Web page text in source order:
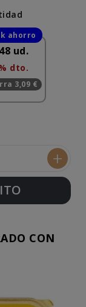
ud.
dto.
3,09 €
+
CON